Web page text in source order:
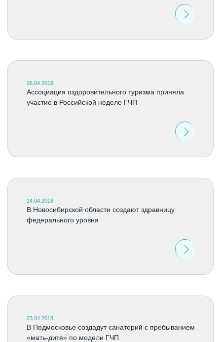
26.04.2018
Ассоциация оздоровительного туризма приняла
участие в Российской неделе ГЧП
24.04.2018
В Новосибирской области создают здравницу
федерального уровня
23.04.2018
В Подмосковье создадут санаторий с пребыванием
«мать-дитя» по модели ГЧП